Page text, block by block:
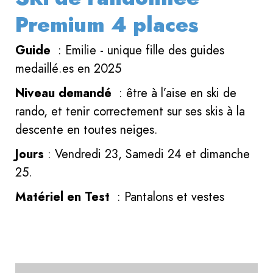
Premium 4 places
Guide : Emilie - unique fille des guides
medaillé.es en 2025
Niveau demandé : être à l’aise en ski de
rando, et tenir correctement sur ses skis à la
descente en toutes neiges.
Jours : Vendredi 23, Samedi 24 et dimanche
25.
Matériel en Test : Pantalons et vestes